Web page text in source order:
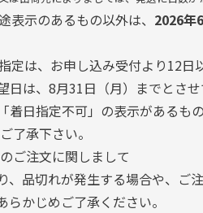
表示のあるもの以外は、 2026年
定は、お申し込み受付より12日
は、8月31日（月）までとさせ
着日指定不可」の表示がある
了承下さい。
ご注文に関しまして
、品切れが発生する場合や、ご
らかじめご了承ください。